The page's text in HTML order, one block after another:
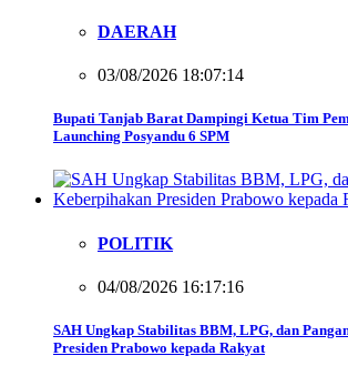
DAERAH
03/08/2026 18:07:14
Bupati Tanjab Barat Dampingi Ketua Tim
Launching Posyandu 6 SPM
POLITIK
04/08/2026 16:17:16
SAH Ungkap Stabilitas BBM, LPG, dan
Presiden Prabowo kepada Rakyat